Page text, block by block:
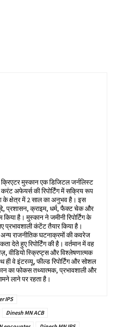
मुस्कान एक डिजिटल जर्नलिस्ट
अफेयर्स की रिपोर्टिंग में सक्रिय रूप
के क्षेत्र में 2 साल का अनुभव है। इस
प्रशासन, क्राइम, धर्म, फैक्ट चेक और
किया है। मुस्कान ने जमीनी रिपोर्टिंग के
प्रभावशाली कंटेंट तैयार किया है।
अन्य राजनीतिक घटनाक्रमों की कवरेज
देते हुए रिपोर्टिंग की है। वर्तमान में वह
वीडियो स्क्रिप्ट्स और विश्लेषणात्मक
वे इंटरव्यू, फील्ड रिपोर्टिंग और सोशल
का फोकस तथ्यात्मक, प्रभावशाली और
लाने पर रहता है।
IPS
Dinesh MN ACB